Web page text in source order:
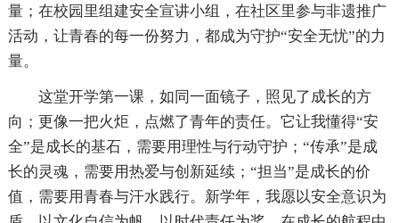
量；在校园里组建安全宣讲小组，在社区里参与非遗推广
活动，让青春的每一份努力，都成为守护“安全无忧”的力
量。
这堂开学第一课，如同一面镜子，照见了成长的方
向；更像一把火炬，点燃了青年的责任。它让我懂得“安
全”是成长的基石，需要用理性与行动守护；“传承”是成
长的灵魂，需要用热爱与创新延续；“担当”是成长的价
值，需要用青春与汗水践行。新学年，我愿以安全意识为